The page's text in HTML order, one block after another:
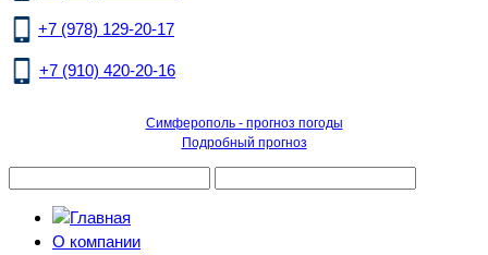
+7 (978) 129-20-17
+7 (910) 420-20-16
Симферополь - прогноз погоды
Подробный прогноз
О компании